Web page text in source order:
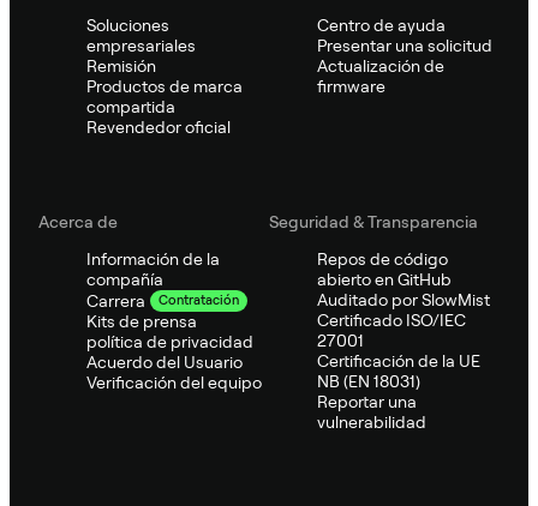
Soluciones
empresariales
Remisión
Productos de marca
compartida
Revendedor oficial
Centro de ayuda
Presentar una solicitud
Actualización de
firmware
Acerca de
Información de la
compañía
Carrera
Contratación
Kits de prensa
política de privacidad
Acuerdo del Usuario
Verificación del equipo
Seguridad & Transparencia
Repos de código
abierto en GitHub
Auditado por SlowMist
Certificado ISO/IEC
27001
Certificación de la UE
NB (EN 18031)
Reportar una
vulnerabilidad